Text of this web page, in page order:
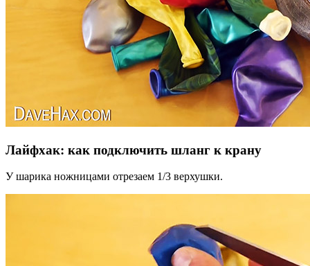
Лайфхак: как подключить шланг к крану
У шарика ножницами отрезаем 1/3 верхушки.